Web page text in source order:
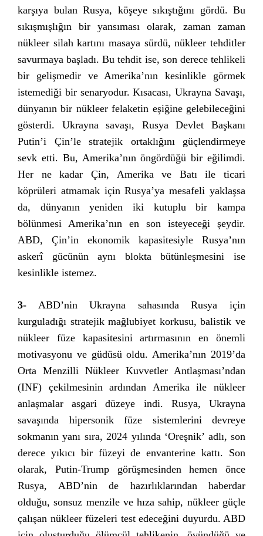
karşıya bulan Rusya, köşeye sıkıştığını gördü. Bu
sıkışmışlığın bir yansıması olarak, zaman zaman
nükleer silah kartını masaya sürdü, nükleer tehditler
savurmaya başladı. Bu tehdit ise, son derece tehlikeli
bir gelişmedir ve Amerika’nın kesinlikle görmek
istemediği bir senaryodur. Kısacası, Ukrayna Savaşı,
dünyanın bir nükleer felaketin eşiğine gelebileceğini
gösterdi. Ukrayna savaşı, Rusya Devlet Başkanı
Putin’i Çin’le stratejik ortaklığını güçlendirmeye
sevk etti. Bu, Amerika’nın öngördüğü bir eğilimdi.
Her ne kadar Çin, Amerika ve Batı ile ticari
köprüleri atmamak için Rusya’ya mesafeli yaklaşsa
da, dünyanın yeniden iki kutuplu bir kampa
bölünmesi Amerika’nın en son isteyeceği şeydir.
ABD, Çin’in ekonomik kapasitesiyle Rusya’nın
askerî gücünün aynı blokta bütünleşmesini ise
kesinlikle istemez.
3- ABD’nin Ukrayna sahasında Rusya için
kurguladığı stratejik mağlubiyet korkusu, balistik ve
nükleer füze kapasitesini artırmasının en önemli
motivasyonu ve güdüsü oldu. Amerika’nın 2019’da
Orta Menzilli Nükleer Kuvvetler Antlaşması’ndan
(INF) çekilmesinin ardından Amerika ile nükleer
anlaşmalar asgari düzeye indi. Rusya, Ukrayna
savaşında hipersonik füze sistemlerini devreye
sokmanın yanı sıra, 2024 yılında ‘Oreşnik’ adlı, son
derece yıkıcı bir füzeyi de envanterine kattı. Son
olarak, Putin-Trump görüşmesinden hemen önce
Rusya, ABD’nin de hazırlıklarından haberdar
olduğu, sonsuz menzile ve hıza sahip, nükleer güçle
çalışan nükleer füzeleri test edeceğini duyurdu. ABD